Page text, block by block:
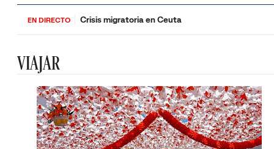
EN DIRECTO Crisis migratoria en Ceuta
VIAJAR